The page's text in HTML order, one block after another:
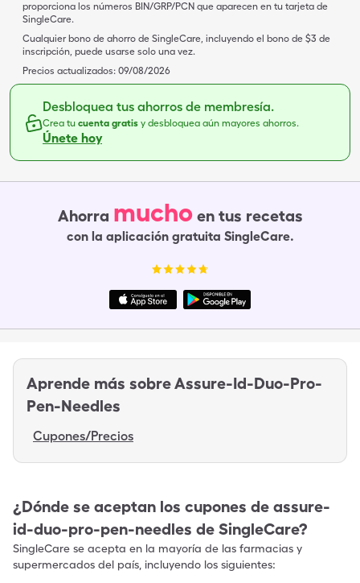
proporciona los números BIN/GRP/PCN que aparecen en tu tarjeta de
SingleCare.
Cualquier bono de ahorro de SingleCare, incluyendo el bono de $3 de
inscripción, puede usarse solo una vez.
Precios actualizados: 09/08/2026
Desbloquea tus ahorros de membresía.
Crea tu cuenta gratis y desbloquea aún mayores ahorros.
Únete hoy
Ahorra mucho en tus recetas
con la aplicación gratuita SingleCare.
Aprende más sobreAssure-Id-Duo-Pro-
Pen-Needles
Cupones/Precios
¿Dónde se aceptan los cupones de assure-
id-duo-pro-pen-needles de SingleCare?
SingleCare se acepta en la mayoría de las farmacias y
supermercados del país, incluyendo los siguientes: